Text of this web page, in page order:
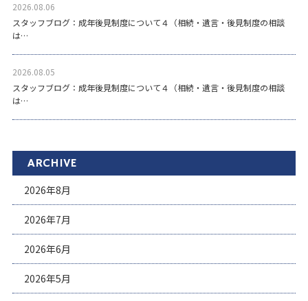
2026.08.06
スタッフブログ：成年後見制度について４（相続・遺言・後見制度の相談
は…
2026.08.05
スタッフブログ：成年後見制度について４（相続・遺言・後見制度の相談
は…
ARCHIVE
2026年8月
2026年7月
2026年6月
2026年5月